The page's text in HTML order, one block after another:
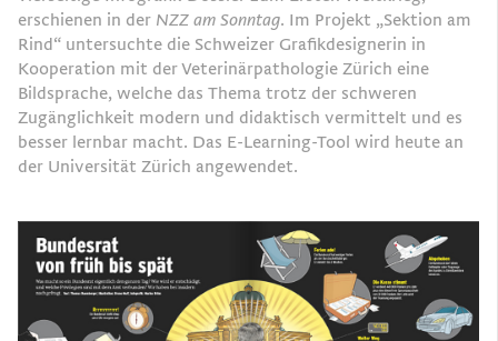
erschienen in der NZZ am Sonntag. Im Projekt „Sektion am
Rind“ untersuchte die Schweizer Grafikdesignerin in
Kooperation mit der Veterinärpathologie Zürich eine
Bildsprache, welche das Thema trotz der schweren
Zugänglichkeit modern und didaktisch vermittelt und es
besser lernbar macht. Das E-Learning-Tool wird heute an
der Universität Zürich angewendet.